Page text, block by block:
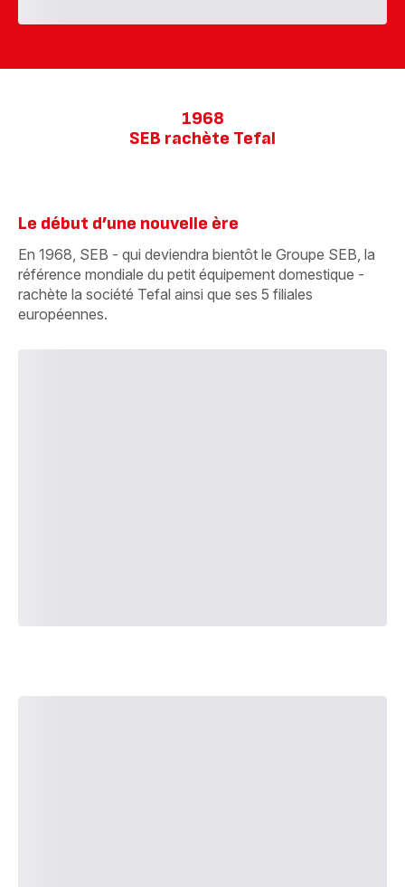
1968
SEB rachète Tefal
Le début d’une nouvelle ère
En 1968, SEB - qui deviendra bientôt le Groupe SEB, la
référence mondiale du petit équipement domestique -
rachète la société Tefal ainsi que ses 5 filiales
européennes.